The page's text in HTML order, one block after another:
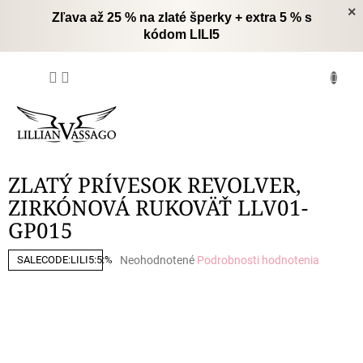
×
Zľava až 25 % na zlaté šperky + extra 5 % s
kódom LILI5
ZLATÝ PRÍVESOK REVOLVER,
ZIRKÓNOVÁ RUKOVÄŤ LLV01-
GP015
SALECODE:LILI5:5:%
Priemerné
Neohodnotené Podrobnosti hodnotenia